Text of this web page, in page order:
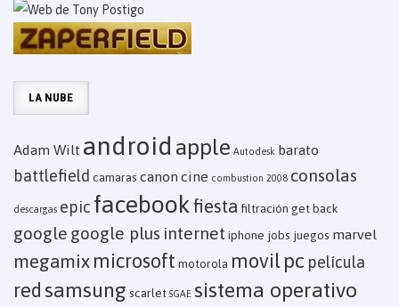
LA NUBE
Adam Wilt android apple Autodesk barato
battlefield camaras canon cine combustion 2008 consolas
descargas epic facebookfiesta filtración get back
google google plus internet iphone jobs juegos marvel
megamixmicrosoft motorola movilpc película
redsamsung scarlet SGAE sistema operativo